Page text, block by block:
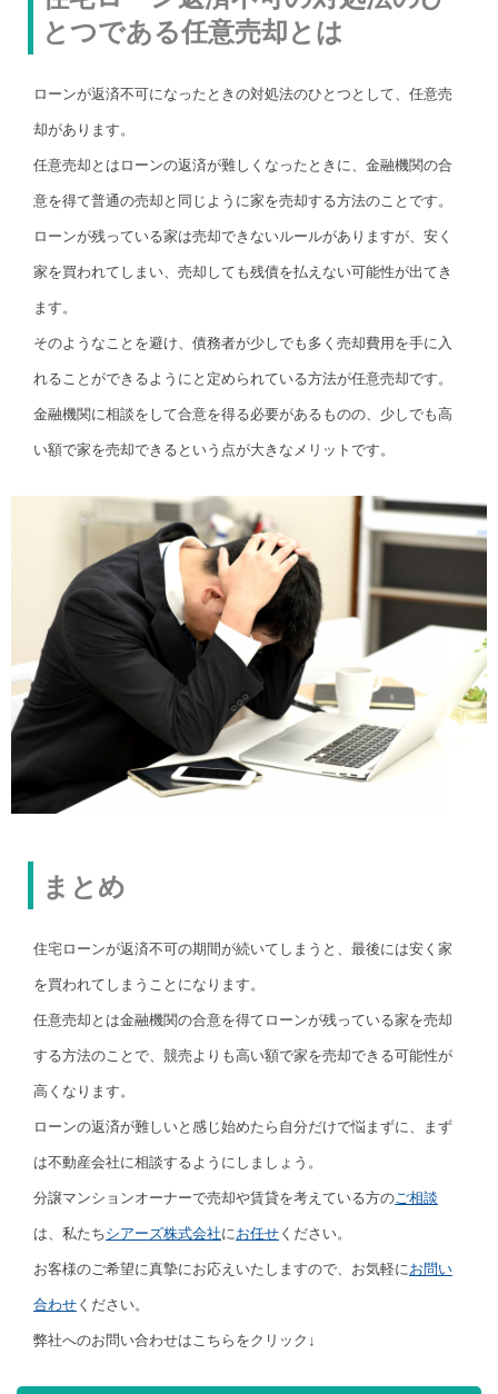
とつである任意売却とは
ローンが返済不可になったときの対処法のひとつとして、任意売
却があります。
任意売却とはローンの返済が難しくなったときに、金融機関の合
意を得て普通の売却と同じように家を売却する方法のことです。
ローンが残っている家は売却できないルールがありますが、安く
家を買われてしまい、売却しても残債を払えない可能性が出てき
ます。
そのようなことを避け、債務者が少しでも多く売却費用を手に入
れることができるようにと定められている方法が任意売却です。
金融機関に相談をして合意を得る必要があるものの、少しでも高
い額で家を売却できるという点が大きなメリットです。
まとめ
住宅ローンが返済不可の期間が続いてしまうと、最後には安く家
を買われてしまうことになります。
任意売却とは金融機関の合意を得てローンが残っている家を売却
する方法のことで、競売よりも高い額で家を売却できる可能性が
高くなります。
ローンの返済が難しいと感じ始めたら自分だけで悩まずに、まず
は不動産会社に相談するようにしましょう。
分譲マンションオーナーで売却や賃貸を考えている方の ご相談
は、私たちシアーズ株式会社に お任せ ください。
お客様のご希望に真摯にお応えいたしますので、お気軽に お問い
合わせ ください。
弊社へのお問い合わせはこちらをクリック↓